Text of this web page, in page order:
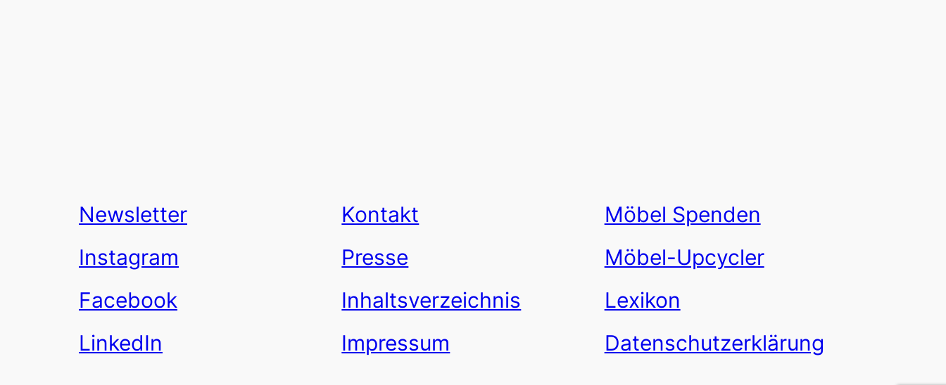
Newsletter
Instagram
Facebook
LinkedIn
Kontakt
Presse
Inhaltsverzeichnis
Impressum
Möbel Spenden
Möbel-Upcycler
Lexikon
Datenschutzerklärung